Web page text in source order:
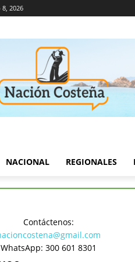
2026
NACIONAL REGIONALES
Turismo y Cultura
Contáctenos:
WhatsApp: 300 601 8301